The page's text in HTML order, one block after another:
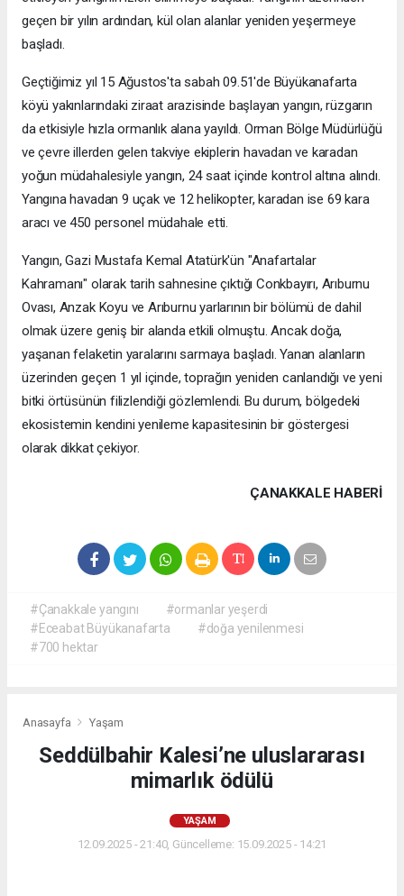
geçen bir yılın ardından, kül olan alanlar yeniden yeşermeye
başladı.
Geçtiğimiz yıl 15 Ağustos'ta sabah 09.51'de Büyükanafarta
köyü yakınlarındaki ziraat arazisinde başlayan yangın, rüzgarın
da etkisiyle hızla ormanlık alana yayıldı. Orman Bölge Müdürlüğü
ve çevre illerden gelen takviye ekiplerin havadan ve karadan
yoğun müdahalesiyle yangın, 24 saat içinde kontrol altına alındı.
Yangına havadan 9 uçak ve 12 helikopter, karadan ise 69 kara
aracı ve 450 personel müdahale etti.
Yangın, Gazi Mustafa Kemal Atatürk'ün "Anafartalar
Kahramanı" olarak tarih sahnesine çıktığı Conkbayırı, Arıburnu
Ovası, Anzak Koyu ve Arıburnu yarlarının bir bölümü de dahil
olmak üzere geniş bir alanda etkili olmuştu. Ancak doğa,
yaşanan felaketin yaralarını sarmaya başladı. Yanan alanların
üzerinden geçen 1 yıl içinde, toprağın yeniden canlandığı ve yeni
bitki örtüsünün filizlendiği gözlemlendi. Bu durum, bölgedeki
ekosistemin kendini yenileme kapasitesinin bir göstergesi
olarak dikkat çekiyor.
ÇANAKKALE HABERİ
#Çanakkale yangını
#ormanlar yeşerdi
#Eceabat Büyükanafarta
#doğa yenilenmesi
#700 hektar
Anasayfa Yaşam
Seddülbahir Kalesi’ne uluslararası
mimarlık ödülü
YAŞAM
12.09.2025 - 21:40, Güncelleme: 15.09.2025 - 14:21